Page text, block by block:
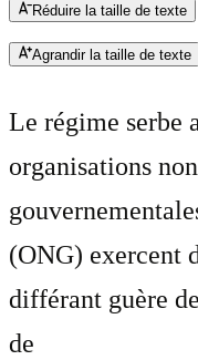
Réduire la taille de texte
Agrandir la taille de texte
Le régime serbe
organisations non
(ONG) exercent
différant guère
de